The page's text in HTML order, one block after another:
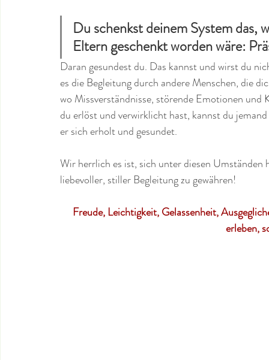
Du schenkst deinem System das,
Eltern geschenkt worden wäre:
Daran gesundest du. Das kannst und wirst du
es die Begleitung durch andere Menschen, die
wo Missverständnisse, störende Emotionen
du erlöst und verwirklicht hast, kannst du
er sich erholt und gesundet.
Wir herrlich es ist, sich unter diesen
liebevoller, stiller Begleitung zu gewähren!
Freude, Leichtigkeit, Gelassenheit,
erleben,